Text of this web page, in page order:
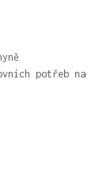
potřeb na